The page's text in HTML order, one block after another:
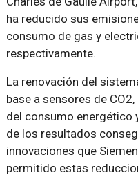
ha reducido sus
consumo de gas y
respectivamente.
La renovación del
base a sensores de
del consumo energético
de los resultados
innovaciones que
permitido estas